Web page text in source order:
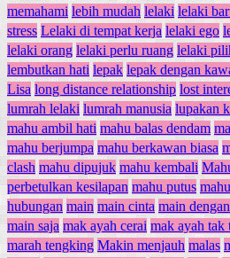
memahami lebih mudah lelaki lelaki
stress Lelaki di tempat kerja lelaki ego
lelaki orang lelaki perlu ruang lelaki
lembutkan hati lepak lepak dengan
Lisa long distance relationship lost
lumrah lelaki lumrah manusia lupakan
mahu ambil hati mahu balas dendam
mahu berjumpa mahu berkawan biasa
clash mahu dipujuk mahu kembali
perbetulkan kesilapan mahu putus
hubungan main main cinta main
main saja mak ayah cerai mak ayah tak
marah tengking Makin menjauh malas